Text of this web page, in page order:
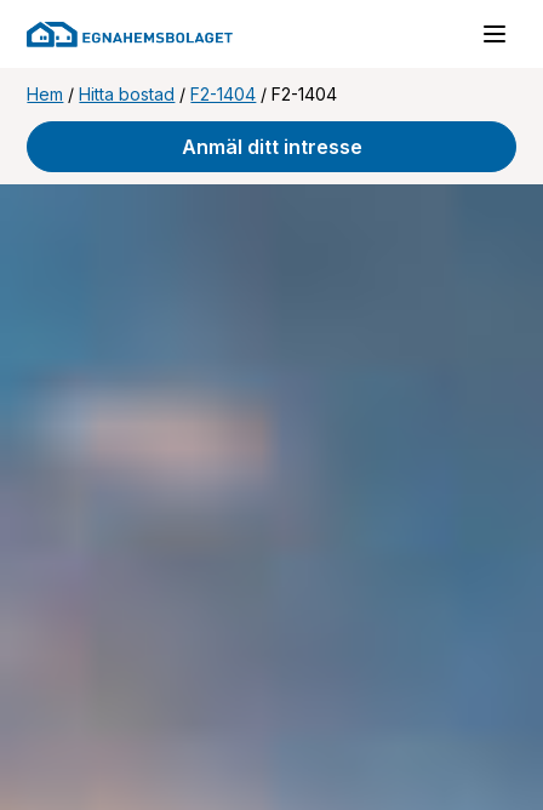
Hem /Hitta bostad /F2-1404 /F2-1404
Anmäl ditt intresse